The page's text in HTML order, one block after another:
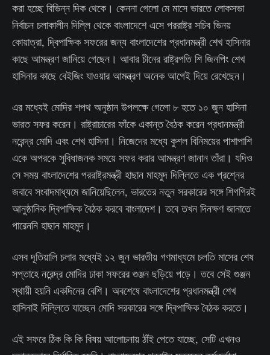
করা হচ্ছে বিভিন্ন দিক থেকে। কেননা গেলো মে মাসে ভারতে লোকসভা
নির্বাচন চলাকালীন দিল্লি থেকে বাংলাদেশে এসে পররাষ্ট্র সচিব ভিনয়
কোয়াত্রা, দ্বিপাক্ষিক সফরের জন্য বাংলাদেশের প্রধানমন্ত্রী শেখ হাসিনার
কাছে আমন্ত্রণ জানিয়ে গেছেন। আবার চীনের রাষ্ট্রপতি শি জিনপিং শেখ
হাসিনার কাছে বেইজিং যাওয়ার আমন্ত্রণ অনেক আগেই দিয়ে রেখেছেন।
এর মধ্যেই মোদির শপথ অনুষ্ঠান উপলক্ষে গেলো ৮ হতে ১০ জুন হাসিনা
ভারত সফর করেন। রাষ্ট্রাচারের ফাঁকে একান্ত বৈঠক করেন প্রধানমন্ত্রী
নরেন্দ্র মোদি এবং শেখ হাসিনা। নিজেদের মধ্যে কুশল বিনিময়ের পাশাপাশি
একে অপরকে সুবিধাজনক সময়ে সফর করার আমন্ত্রণ জানান তাঁরা। যদিও
সে সময় বাংলাদেশের পররাষ্ট্রমন্ত্রী হাছান মাহমুদ দিল্লিতে এক প্রশ্নের
জবাবে সংবাদমাধ্যমে জানিয়েছিলেন, ভারতের নতুন সরকারের সঙ্গে শিগগিরই
আনুষ্ঠানিক দ্বিপাক্ষিক বৈঠক করবে বাংলাদেশ। তবে তখন দিনক্ষণ জানাতে
পারেননি হাছান মাহমুদ।
এসব দূতিয়ালি চলার মধ্যেই ১২ জুন ভারতীয় গণমাধ্যমে চলতি মাসের শেষ
সপ্তাহে নরেন্দ্র মোদির ঢাকা সফরের গুঞ্জন ছড়িয়ে পড়ে। তবে সেই গুঞ্জন
স্থায়ী হয়নি একদিনের বেশি। অবশেষে বাংলাদেশের প্রধানমন্ত্রী শেখ
হাসিনাই দিল্লিতে যাচ্ছেন মোদি সরকারের সঙ্গে দ্বিপাক্ষিক বৈঠক করতে।
এই সফরে ঠিক কি কি বিষয় আলোচনায় ঠাঁই পেতে যাচ্ছে, সেটি এখনও